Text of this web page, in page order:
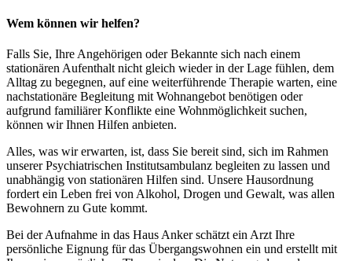
Wem können wir helfen?
Falls Sie, Ihre Angehörigen oder Bekannte sich nach einem
stationären Aufenthalt nicht gleich wieder in der Lage fühlen, dem
Alltag zu begegnen, auf eine weiterführende Therapie warten, eine
nachstationäre Begleitung mit Wohnangebot benötigen oder
aufgrund familiärer Konflikte eine Wohnmöglichkeit suchen,
können wir Ihnen Hilfen anbieten.
Alles, was wir erwarten, ist, dass Sie bereit sind, sich im Rahmen
unserer Psychiatrischen Institutsambulanz begleiten zu lassen und
unabhängig von stationären Hilfen sind. Unsere Hausordnung
fordert ein Leben frei von Alkohol, Drogen und Gewalt, was allen
Bewohnern zu Gute kommt.
Bei der Aufnahme in das Haus Anker schätzt ein Arzt Ihre
persönliche Eignung für das Übergangswohnen ein und erstellt mit